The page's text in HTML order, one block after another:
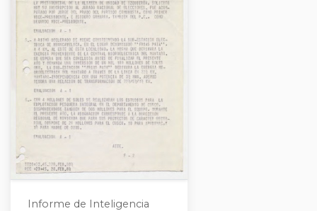
Informe de Inteligencia